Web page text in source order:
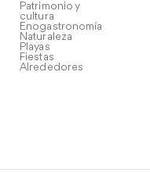
Patrimonio y
cultura
Enogastronomía
Naturaleza
Playas
Fiestas
Alrededores